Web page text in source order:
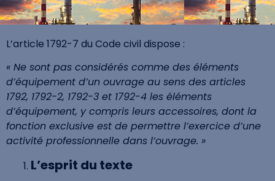
L’article 1792-7 du Code civil dispose :
« Ne sont pas considérés comme des éléments
d’équipement d’un ouvrage au sens des articles
1792, 1792-2, 1792-3 et 1792-4 les éléments
d’équipement, y compris leurs accessoires, dont la
fonction exclusive est de permettre l’exercice d’une
activité professionnelle dans l’ouvrage. »
L’esprit du texte